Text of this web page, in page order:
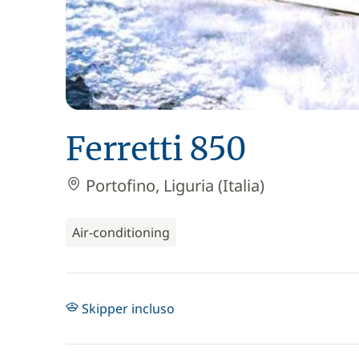
Ferretti 850
Portofino, Liguria (Italia)
Air-conditioning
Skipper incluso